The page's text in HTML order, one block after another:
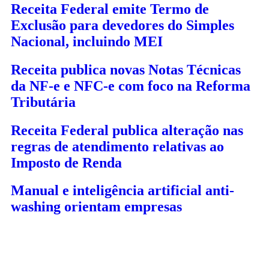
Receita Federal emite Termo de
Exclusão para devedores do Simples
Nacional, incluindo MEI
Receita publica novas Notas Técnicas
da NF-e e NFC-e com foco na Reforma
Tributária
Receita Federal publica alteração nas
regras de atendimento relativas ao
Imposto de Renda
Manual e inteligência artificial anti-
washing orientam empresas